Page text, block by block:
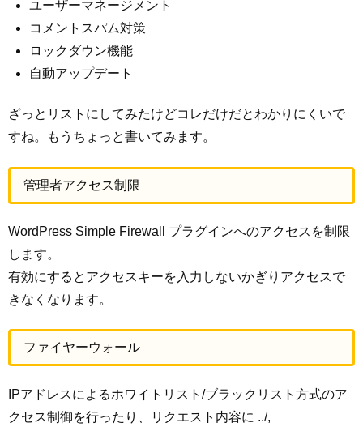
ユーザーマネージメント
コメントスパム対策
ロックダウン機能
自動アップデート
ざっとリストにしてみたけどコレだけだとわかりにくいで
すね。もうちょっと書いてみます。
管理者アクセス制限
WordPress Simple Firewall プラグインへのアクセスを制限
します。
有効にするとアクセスキーを入力しないかぎりアクセスで
きなくなります。
ファイヤーウォール
IPアドレスによるホワイトリスト/ブラックリスト方式のア
クセス制御を行ったり、リクエスト内容に ../,